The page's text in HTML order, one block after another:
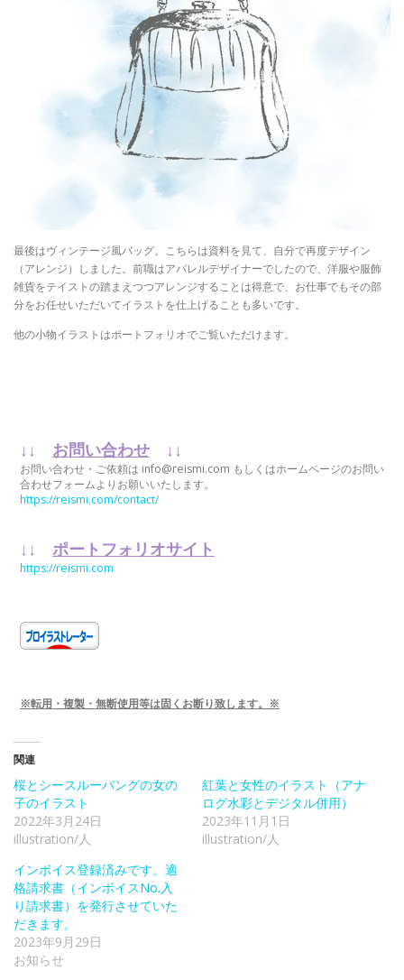
最後はヴィンテージ風バッグ。こちらは資料を見て、自分で再度デザイン
（アレンジ）しました。前職はアパレルデザイナーでしたので、洋服や服飾
雑貨をテイストの踏まえつつアレンジすることは得意で、お仕事でもその部
分をお任せいただいてイラストを仕上げることも多いです。
他の小物イラストはポートフォリオでご覧いただけます。
↓↓ お問い合わせ ↓↓
お問い合わせ・ご依頼は info@reismi.com もしくはホームページのお問い
合わせフォームよりお願いいたします。
https://reismi.com/contact/
↓↓ ポートフォリオサイト
https://reismi.com
※転用・複製・無断使用等は固くお断り致します。※
関連
桜とシースルーバングの女の
子のイラスト
2022年3月24日
illustration/人
紅葉と女性のイラスト（アナ
ログ水彩とデジタル併用）
2023年11月1日
illustration/人
インボイス登録済みです。適
格請求書（インボイスNo.入
り請求書）を発行させていた
だきます。
2023年9月29日
お知らせ